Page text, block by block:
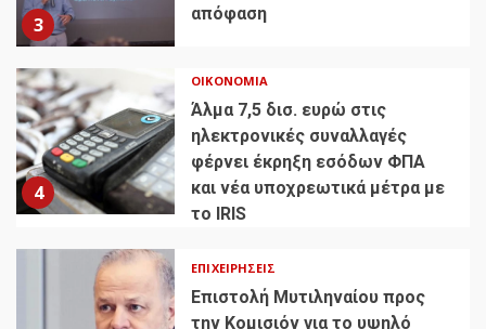
3
απόφαση
4
ΟΙΚΟΝΟΜΊΑ
Άλμα 7,5 δισ. ευρώ στις
ηλεκτρονικές συναλλαγές
φέρνει έκρηξη εσόδων ΦΠΑ
και νέα υποχρεωτικά μέτρα με
το IRIS
ΕΠΙΧΕΙΡΉΣΕΙΣ
Επιστολή Μυτιληναίου προς
την Κομισιόν για το υψηλό